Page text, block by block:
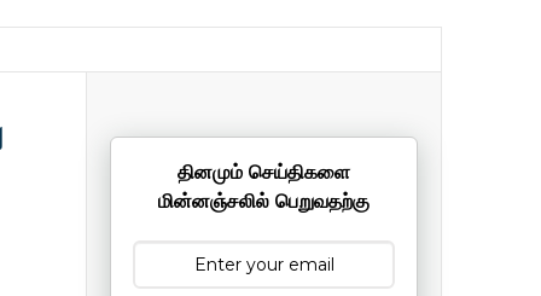
தினமும் செய்திகளை
மின்னஞ்சலில் பெறுவதற்கு